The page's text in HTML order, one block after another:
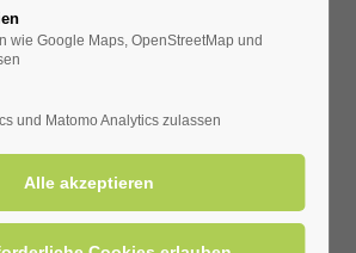
KURHALLE
Westernkotten
wie Google Maps, OpenStreetMap und
und Matomo Analytics zulassen